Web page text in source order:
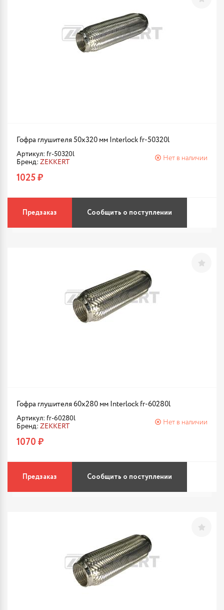
Гофра глушителя 50x320 мм Interlock fr-50320l
Артикул: fr-50320l
Бренд: ZEKKERT
Нет в наличии
1025 ₽
Предзаказ Сообщить о поступлении
Гофра глушителя 60x280 мм Interlock fr-60280l
Артикул: fr-60280l
Бренд: ZEKKERT
Нет в наличии
1070 ₽
Предзаказ Сообщить о поступлении